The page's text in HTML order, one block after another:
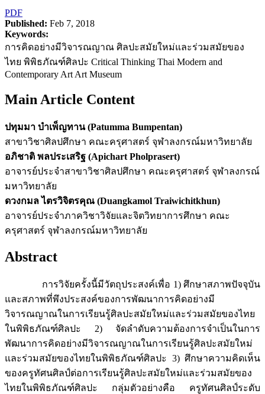
PDF
Published: Feb 7, 2018
Keywords:
การคิดอย่างมีวิจารณญาณ ศิลปะสมัยใหม่และร่วมสมัยของ
ไทย พิพิธภัณฑ์ศิลปะ Critical Thinking Thai Modern and
Contemporary Art Art Museum
Main Article Content
ปทุมมา บำเพ็ญทาน (Patumma Bumpentan)
สาขาวิชาศิลปศึกษา คณะครุศาสตร์ จุฬาลงกรณ์มหาวิทยาลัย
อภิชาติ พลประเสริฐ (Apichart Pholprasert)
อาจารย์ประจำสาขาวิชาศิลปศึกษา คณะครุศาสตร์ จุฬาลงกรณ์
มหาวิทยาลัย
ดวงกมล ไตรวิจิตรคุณ (Duangkamol Traiwichitkhun)
อาจารย์ประจำภาควิชาวิจัยและจิตวิทยาการศึกษา คณะ
ครุศาสตร์ จุฬาลงกรณ์มหาวิทยาลัย
Abstract
การวิจัยครั้งนี้มีวัตถุประสงค์เพื่อ 1) ศึกษาสภาพปัจจุบัน
และสภาพที่พึงประสงค์ของการพัฒนาการคิดอย่างมี
วิจารณญาณในการเรียนรู้ศิลปะสมัยใหม่และร่วมสมัยของไทย
ในพิพิธภัณฑ์ศิลปะ 2) จัดลำดับความต้องการจำเป็นในการ
พัฒนาการคิดอย่างมีวิจารณญาณในการเรียนรู้ศิลปะสมัยใหม่
และร่วมสมัยของไทยในพิพิธภัณฑ์ศิลปะ 3) ศึกษาความคิดเห็น
ของครูทัศนศิลป์ต่อการเรียนรู้ศิลปะสมัยใหม่และร่วมสมัยของ
ไทยในพิพิธภัณฑ์ศิลปะ กลุ่มตัวอย่างคือ ครูทัศนศิลป์ระดับ